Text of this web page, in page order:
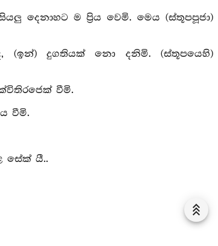
දෙනාහට ම ප්‍රිය වෙමි. මෙය (ස්තූපපූජා)
(ඉන්) දුගතියක් නො දනිමි. (ස්තූපයෙහි)
වීමි.
වීමි.
සේක් යී..